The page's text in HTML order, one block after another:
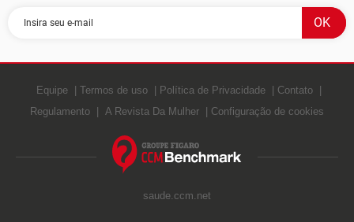
Equipe Termos de uso Política de Privacidade
Contato
Regulamento
A Revista Da Mulher Configuração de cookies
saude.ccm.net